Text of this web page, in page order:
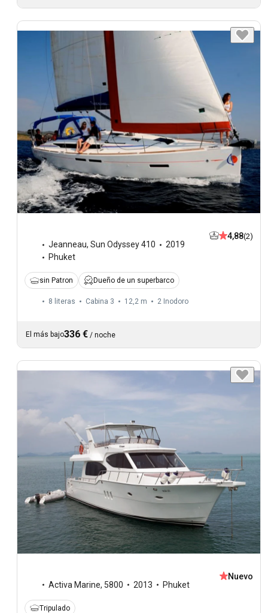
Jeanneau, Sun Odyssey 410
2019
Phuket
4,88(2)
sin Patron Dueño de un superbarco
8 literas Cabina 3 12,2 m 2 Inodoro
El más bajo336 € / noche
Activa Marine, 5800 2013 Phuket
Nuevo
Tripulado